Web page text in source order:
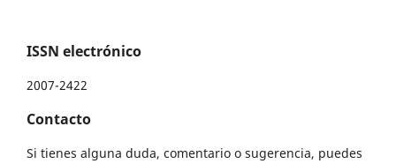
ISSN electrónico
2007-2422
Contacto
Si tienes alguna duda, comentario o sugerencia, puedes